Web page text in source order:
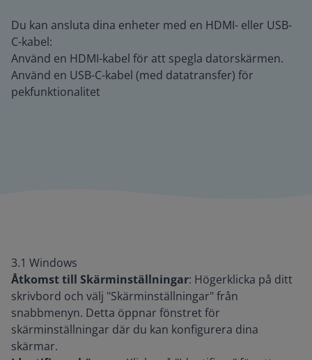
Du kan ansluta dina enheter med en HDMI- eller USB-
C-kabel:
Använd en HDMI-kabel för att spegla datorskärmen.
Använd en USB-C-kabel (med datatransfer) för
pekfunktionalitet
3.1 Windows
Åtkomst till Skärminställningar: Högerklicka på ditt
skrivbord och välj "Skärminställningar" från
snabbmenyn. Detta öppnar fönstret för
skärminställningar där du kan konfigurera dina
skärmar.